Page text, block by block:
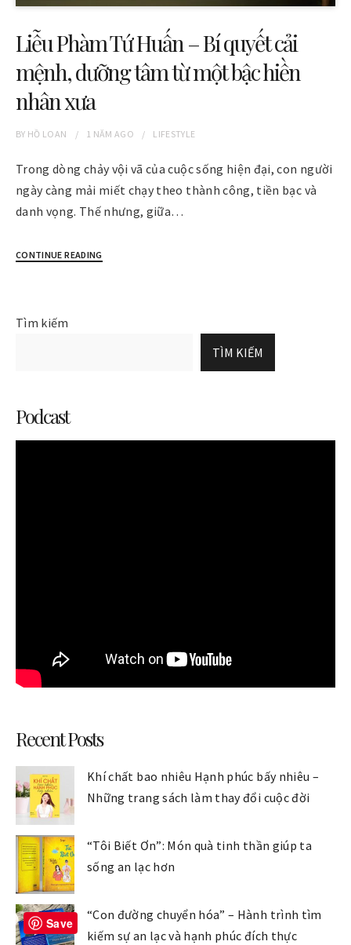
Liễu Phàm Tứ Huấn – Bí quyết cải
mệnh, dưỡng tâm từ một bậc hiền
nhân xưa
BY HỒ LOAN 1 NĂM AGO LIFESTYLE
Trong dòng chảy vội vã của cuộc sống hiện đại, con người
ngày càng mải miết chạy theo thành công, tiền bạc và
danh vọng. Thế nhưng, giữa…
CONTINUE READING
Tìm kiếm
TÌM KIẾM
Podcast
Recent Posts
Khí chất bao nhiêu Hạnh phúc bấy nhiêu –
Những trang sách làm thay đổi cuộc đời
“Tôi Biết Ơn”: Món quà tinh thần giúp ta
sống an lạc hơn
“Con đường chuyển hóa” – Hành trình tìm
kiếm sự an lạc và hạnh phúc đích thực
Save